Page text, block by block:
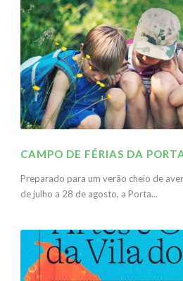
CAMPO DE FÉRIAS DA
Preparado para um verão cheio de
de julho a 28 de agosto, a Porta...